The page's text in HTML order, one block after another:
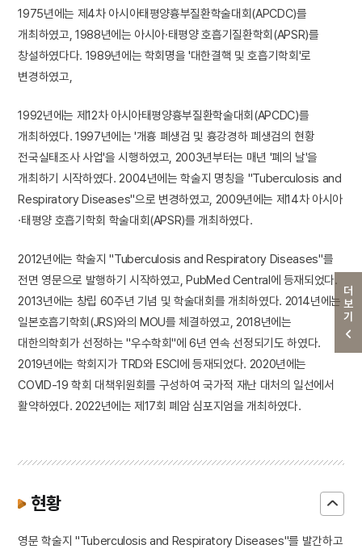
더보기
1975년에는 제4차 아시아태평양흉부질환학술대회(APCDC)를
개최하였고, 1988년에는 아시아·태평양 호흡기질환학회(APSR)를
창설하였다다. 1989년에는 학회명을 '대한결핵 및 호흡기학회'로
변경하였고,
1992년에는 제12차 아시아태평양흉부질환학술대회(APCDC)를
개최하였다. 1997년에는 '개흉 폐생검 및 흉강경하 폐생검의 현황
전국실태조사 사업'을 시행하였고, 2003년부터는 매년 '폐의 날'을
개최하기 시작하였다. 2004년에는 학술지 명칭을 "Tuberculosis and
Respiratory Diseases"으로 변경하였고, 2009년에는 제14차 아시아
·태평양 호흡기학회 학술대회(APSR)를 개최하였다.
2012년에는 학술지 "Tuberculosis and Respiratory Diseases"를
전면 영문으로 발행하기 시작하였고, PubMed Central에 등재되었다.
2013년에는 창립 60주년 기념 및 학술대회를 개최하였다. 2014년에는
일본호흡기학회(JRS)와의 MOU를 체결하였고, 2018년에는
대한의학회가 선정하는 "우수학회"에 6년 연속 선정되기도 하였다.
2019년에는 학회지가 TRD와 ESCI에 등재되었다. 2020년에는
COVID-19 학회 대책위원회를 구성하여 국가적 재난 대처의 일선에서
활약하였다. 2022년에는 제17회 폐암 심포지엄을 개최하였다.
현황
영문 학술지 "Tuberculosis and Respiratory Diseases"를 발간하고